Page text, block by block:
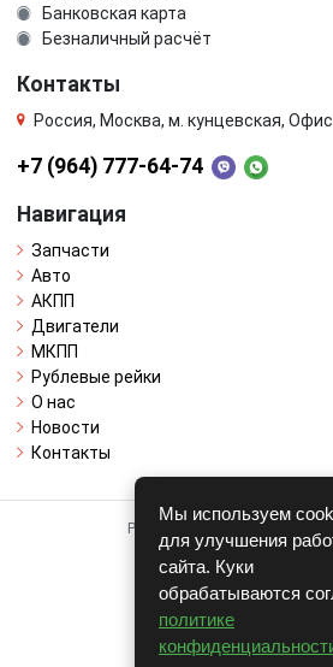
Банковская карта
Безналичный расчёт
Контакты
Россия, Москва, м. кунцевская,
+7 (964) 777-64-74
Навигация
Запчасти
Авто
АКПП
Двигатели
МКПП
Рублевые рейки
О нас
Новости
Контакты
Работает на системе для
CARRO.
Полная
© COPYRIGHT 2026
v1.1.24
Мы используем
для улучшения
сайта. Куки
обрабатываются
политике